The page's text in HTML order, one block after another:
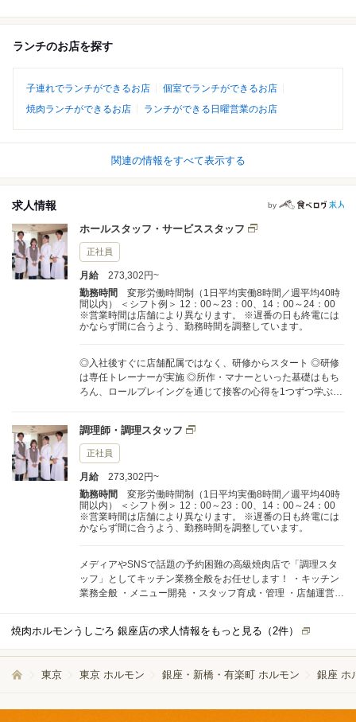
ランチのお店を探す
子連れでランチができるお店
個室でランチができるお店
焼肉ランチができるお店
ランチができる日曜営業のお店
関連の情報をすべて表示する
求人情報 by
ホールスタッフ・サービススタッフ
正社員
月給
273,302円~
勤務時間
変形労働時間制（1日平均実働8時間／週平均40時
間以内） ＜シフト例＞ 12：00～23：00、14：00～24：00
※営業時間は店舗により異なります。 ※遅番の日も終電には
かならず間に合うよう、勤務時間を調整しています。
◎入社後すぐに店舗配属ではなく、研修からスタート ◎研修
は専任トレーナーが実施 ◎所作・マナーといった基礎はもち
ろん、ロールプレイングを通じて接客の心得を1つずつ学ぶほ
属店舗でトレーナー研修 ▼店舗へ本配属 ▼早い人は、入社1
年以内で主任へ 仕事内容 ━━━━ ホスピタリティを第一に
「どうすればお客様に喜んでいただけるか」を自ら考え、実
行する、という個人の意識を大切にしています。 ・お席への
ご案内 ・接客対応（オーダー、料理の説明など） ・配膳 ・会
計 ・片付け ・予約受付・登録・管理 ・従業員管理・育成 ・
在庫・備品管理 ゆくゆくは、お客様の前でお肉を焼くサービ
スもお任せしますが、まずは、トレーナーの指導のもとしっ
かり練習できますのでご安心ください。 「焼く際の所作」
「手順」など、トレーナーが後ろから見守りながら、インカ
ムを通じて的確な指示をくれるので、すぐに上達できる環境
です！ 配属店舗について ━━━━━━━━ ◆国産黒毛和牛の
ブルなワインを楽しめる「焼肉＆ワイン うしごろバンビー
ナ」（客単価6000円～1万円） いずれも、毎日のように予約
とが多い、落ち着いた雰囲気の店舗です。 ＼さらに…／ ◎将
指すことも！ 現職の部長・SVも、一般社員からの入社です。
調理師・調理スタッフ
正社員
月給
273,302円~
勤務時間
変形労働時間制（1日平均実働8時間／週平均40時
間以内） ＜シフト例＞ 12：00～23：00、14：00～24：00
※営業時間は店舗により異なります。 ※遅番の日も終電には
かならず間に合うよう、勤務時間を調整しています。
メディアやSNSで話題の予約困難の高級焼肉店で「調理スタ
ッフ」としてキッチン業務全般をお任せします！ ・キッチン
業務全般 ・メニュー開発 ・スタッフ育成・管理 ・店舗運営戦
す。 当店で扱う食材を学び、その食材を活かす調理法を身に
つけながら成長していただきます。 次第に現料理長のサポー
経験者の方は更なるスキルアップを！★ 当社では、イタリア
働いています。 磨いてきた経験・スキルを活かして次のステ
焼肉ホルモンうしごろ 銀座店の求人情報をもっと見る（2件）
東京 東京 ホルモン 銀座・新橋・有楽町 ホルモン 銀座 ホ